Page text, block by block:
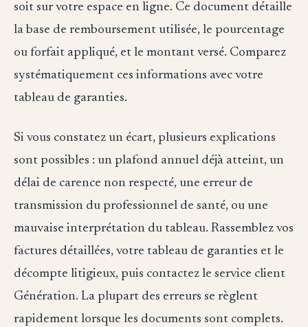
soit sur votre espace en ligne. Ce document détaille
la base de remboursement utilisée, le pourcentage
ou forfait appliqué, et le montant versé. Comparez
systématiquement ces informations avec votre
tableau de garanties.
Si vous constatez un écart, plusieurs explications
sont possibles : un plafond annuel déjà atteint, un
délai de carence non respecté, une erreur de
transmission du professionnel de santé, ou une
mauvaise interprétation du tableau. Rassemblez vos
factures détaillées, votre tableau de garanties et le
décompte litigieux, puis contactez le service client
Génération. La plupart des erreurs se règlent
rapidement lorsque les documents sont complets.